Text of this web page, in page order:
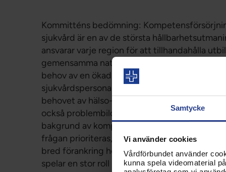
Samtycke
Vi använder cookies
Vårdförbundet använder
kunna spela videomaterial
Kommitténs bedömning:
sjukvård är en av de största
ansvarar varje region för att tillhandahålla
gemensamma nationella behov, vilket inte
behov av en ökad nationell samordning och
sjukvårdspersonal där varje huvudman
behovet av hälso- och sjukvårdspersonal.
också problembilden. Det betyder att det
bakgrund av kompetensförsörjningens vikt
frågan prioriteras, pågående
bred förankring hos hälso- och
spelar en stor roll i fråga om rekrytering.